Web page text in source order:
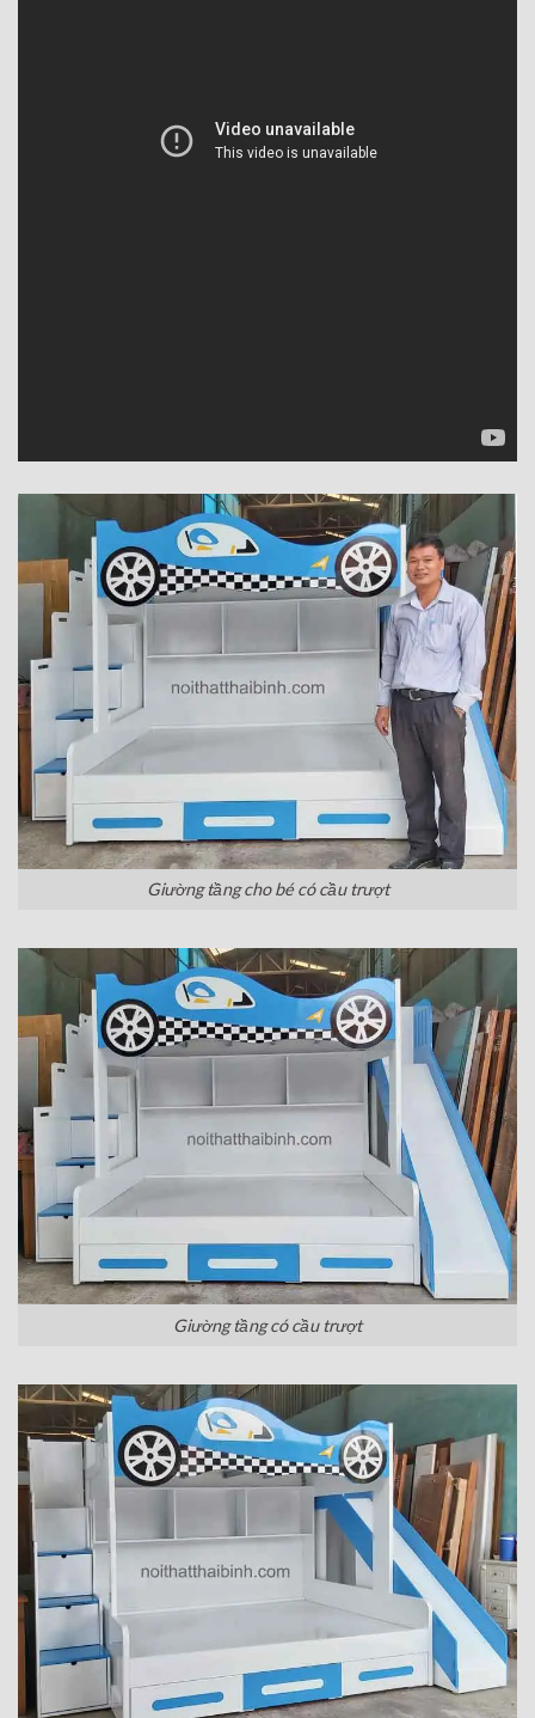
Giường tầng cho bé có cầu trượt
Giường tầng có cầu trượt